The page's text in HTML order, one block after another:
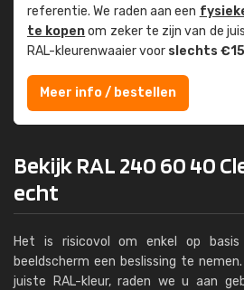
referentie. We raden aan een
te kopenom zeker te zijn van de
RAL-kleuren­waaier voor slechts
Meer info / bestellen
Bekijk RAL 240 60 40
echt
Het is risicovol om enkel op
beeldscherm een beslissing te
juiste RAL-kleur, raden we u aan